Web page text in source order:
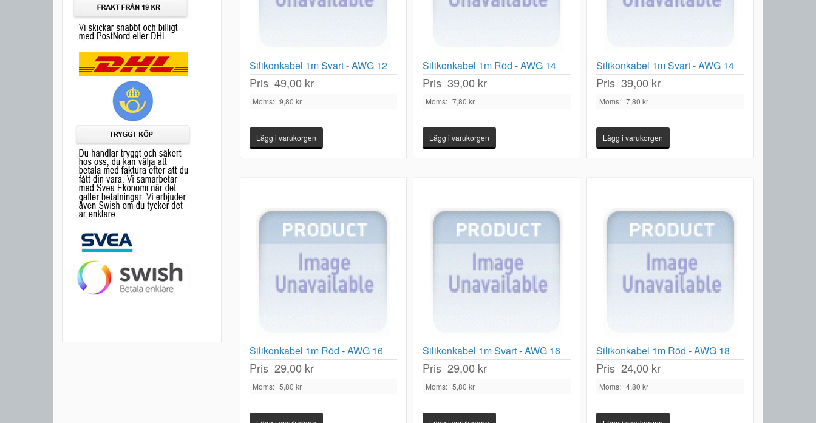
Silikonkabel 1m Svart - AWG 12
Pris 49,00 kr
Moms: 9,80 kr
Silikonkabel 1m Röd - AWG 14
Pris 39,00 kr
Moms: 7,80 kr
Silikonkabel 1m Svart - AWG 14
Pris 39,00 kr
Moms: 7,80 kr
Silikonkabel 1m Röd - AWG 16
Pris 29,00 kr
Moms: 5,80 kr
Silikonkabel 1m Svart - AWG 16
Pris 29,00 kr
Moms: 5,80 kr
Silikonkabel 1m Röd - AWG 18
Pris 24,00 kr
Moms: 4,80 kr